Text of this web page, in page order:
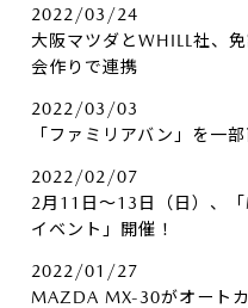
2022/03/24
大阪マツダとWHILL社、
会作りで連携
2022/03/03
「ファミリアバン」を一
2022/02/07
2月11日～13日（日）、
イベント」開催！
2022/01/27
MAZDA MX-30がオート